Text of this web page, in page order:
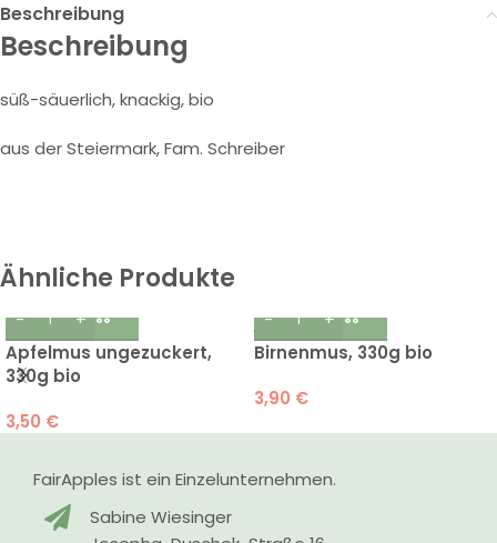
Beschreibung
Beschreibung
süß-säuerlich, knackig, bio
aus der Steiermark, Fam. Schreiber
Ähnliche Produkte
Apfelmus ungezuckert,
330g bio
3,50 €
Birnenmus, 330g bio
3,90 €
FairApples ist ein Einzelunternehmen.
Sabine Wiesinger